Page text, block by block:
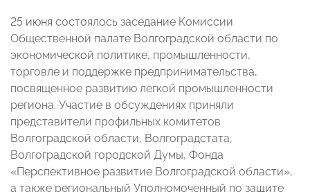
25 июня состоялось заседание Комиссии
Общественной палате Волгоградской области по
экономической политике, промышленности,
торговле и поддержке предпринимательства,
посвященное развитию легкой промышленности
региона. Участие в обсуждениях приняли
представители профильных комитетов
Волгоградской области, Волгоградстата,
Волгоградской городской Думы, Фонда
«Перспективное развитие Волгоградской области»,
а также региональный Уполномоченный по защите